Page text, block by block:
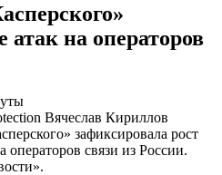
атак на операторов
Вячеслав Кириллов
зафиксировала рост
связи из России.